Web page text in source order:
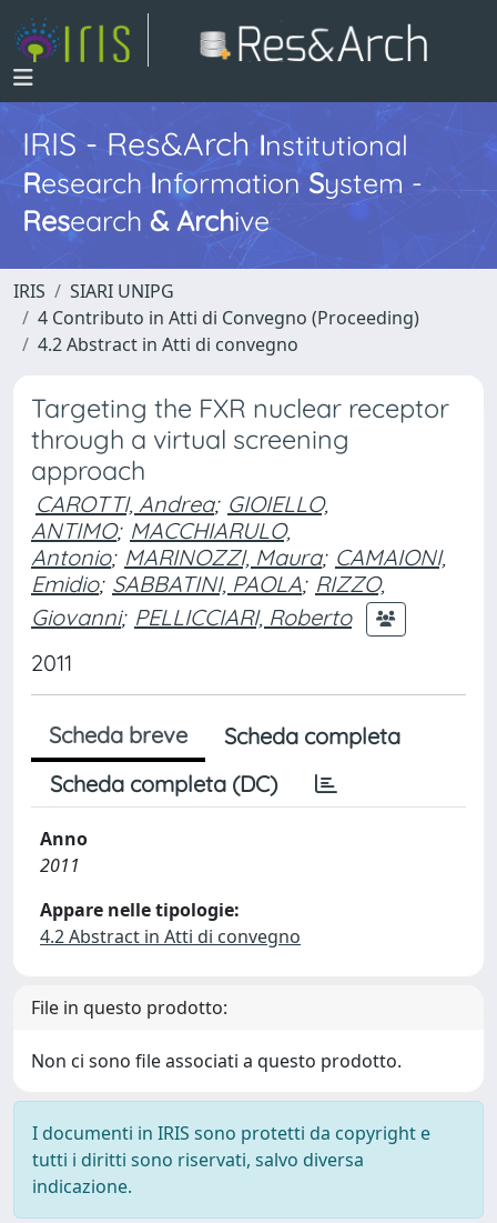
IRIS - Res&ArchInstitutional
Research InformationSystem -
Research & Archive
IRIS
SIARI UNIPG
4 Contributo in Atti di Convegno (Proceeding)
4.2 Abstract in Atti di convegno
Targeting the FXR nuclear receptor
through a virtual screening
approach
CAROTTI, Andrea; GIOIELLO,
ANTIMO; MACCHIARULO,
Antonio; MARINOZZI, Maura; CAMAIONI,
Emidio; SABBATINI, PAOLA; RIZZO,
Giovanni; PELLICCIARI, Roberto
2011
Scheda breve
Scheda completa
Scheda completa (DC)
Anno
2011
Appare nelle tipologie:
4.2 Abstract in Atti di convegno
File in questo prodotto:
Non ci sono file associati a questo prodotto.
I documenti in IRIS sono protetti da copyright e
tutti i diritti sono riservati, salvo diversa
indicazione.